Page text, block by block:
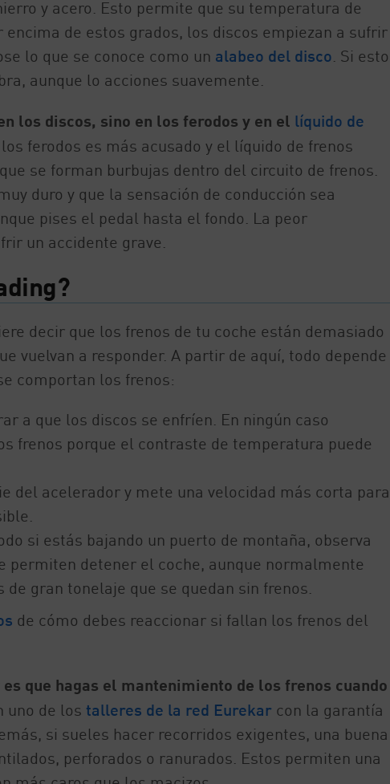
y acero. Esto permite que su temperatura de
encima de estos grados, los discos empiezan a sufrir
lo que se conoce como un alabeo del disco. Si esto
aunque lo acciones suavemente.
los discos, sino en los ferodos y en el líquido de
ferodos es más acusado y el líquido de frenos
se forman burbujas dentro del circuito de frenos.
duro y que la sensación de conducción sea
pises el pedal hasta el fondo. La peor
un accidente grave.
decir que los frenos de tu coche están demasiado
vuelvan a responder. A partir de aquí, todo depende
comportan los frenos:
a que los discos se enfríen. En ningún caso
frenos porque el contraste de temperatura puede
del acelerador y mete una velocidad más corta para
si estás bajando un puerto de montaña, observa
permiten detener el coche, aunque normalmente
gran tonelaje que se quedan sin frenos.
de cómo debes reaccionar si fallan los frenos del
que hagas el mantenimiento de los frenos cuando
uno de los talleres de la red Eurekar con la garantía
si sueles hacer recorridos exigentes, una buena
perforados o ranurados. Estos permiten una